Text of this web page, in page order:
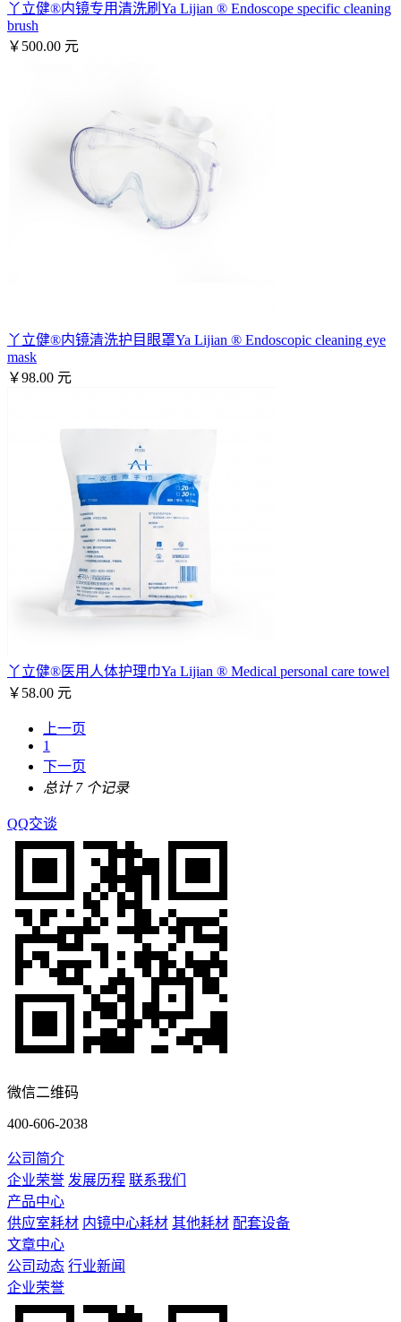
丫立健®内镜专用清洗刷Ya Lijian ® Endoscope specific cleaning
brush
￥500.00 元
丫立健®内镜清洗护目眼罩Ya Lijian ® Endoscopic cleaning eye
mask
￥98.00 元
丫立健®医用人体护理巾Ya Lijian ® Medical personal care towel
￥58.00 元
上一页
1
下一页
总计 7 个记录
QQ交谈
微信二维码
400-606-2038
公司简介
企业荣誉 发展历程 联系我们
产品中心
供应室耗材 内镜中心耗材 其他耗材 配套设备
文章中心
公司动态 行业新闻
企业荣誉